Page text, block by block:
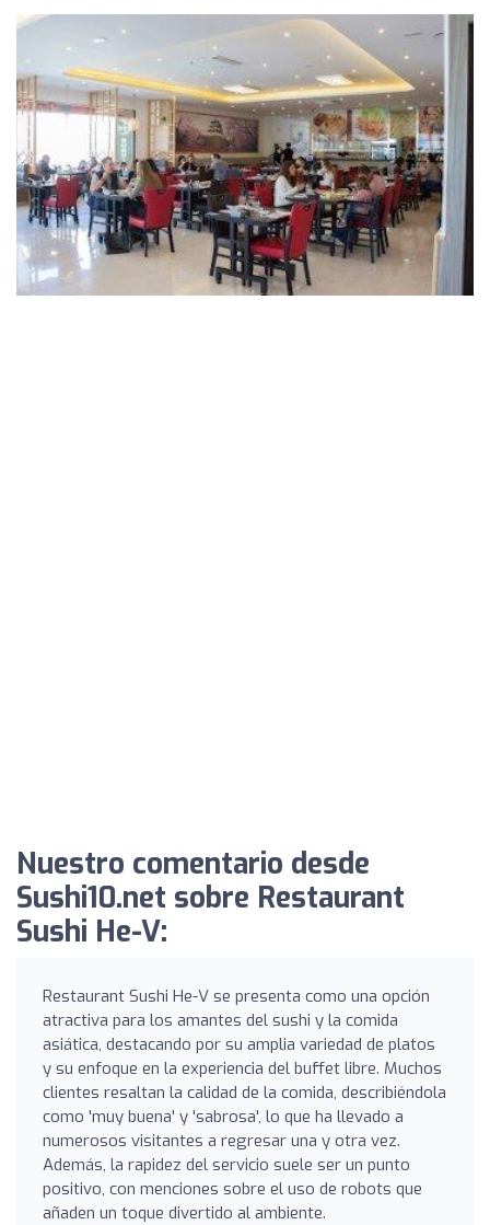
Nuestro comentario desde
Sushi10.net sobre Restaurant
Sushi He-V:
Restaurant Sushi He-V se presenta como una opción
atractiva para los amantes del sushi y la comida
asiática, destacando por su amplia variedad de platos
y su enfoque en la experiencia del buffet libre. Muchos
clientes resaltan la calidad de la comida, describiéndola
como 'muy buena' y 'sabrosa', lo que ha llevado a
numerosos visitantes a regresar una y otra vez.
Además, la rapidez del servicio suele ser un punto
positivo, con menciones sobre el uso de robots que
añaden un toque divertido al ambiente.